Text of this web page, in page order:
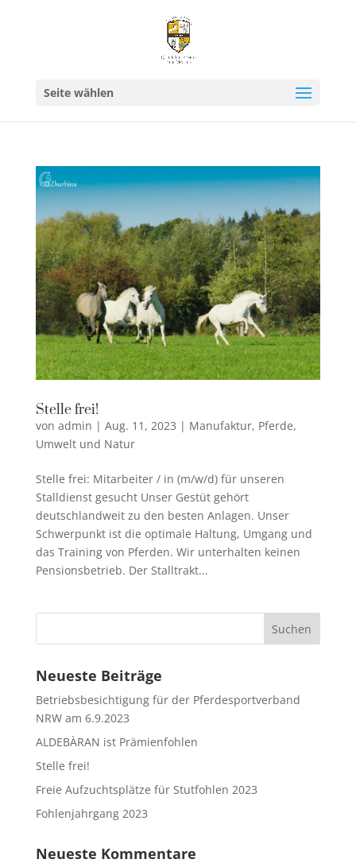
Seite wählen
Stelle frei!
von admin | Aug. 11, 2023 | Manufaktur, Pferde,
Umwelt und Natur
Stelle frei: Mitarbeiter / in (m/w/d) für unseren
Stalldienst gesucht Unser Gestüt gehört
deutschlandweit zu den besten Anlagen. Unser
Schwerpunkt ist die optimale Haltung, Umgang und
das Training von Pferden. Wir unterhalten keinen
Pensionsbetrieb. Der Stalltrakt...
Neueste Beiträge
Betriebsbesichtigung für der Pferdesportverband
NRW am 6.9.2023
ALDEBÀRAN ist Prämienfohlen
Stelle frei!
Freie Aufzuchtsplätze für Stutfohlen 2023
Fohlenjahrgang 2023
Neueste Kommentare